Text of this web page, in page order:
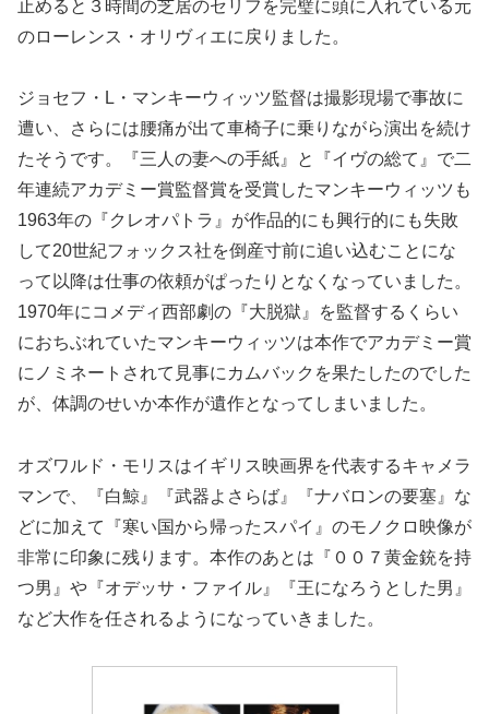
止めると３時間の芝居のセリフを完璧に頭に入れている元
のローレンス・オリヴィエに戻りました。
ジョセフ・L・マンキーウィッツ監督は撮影現場で事故に
遭い、さらには腰痛が出て車椅子に乗りながら演出を続け
たそうです。『三人の妻への手紙』と『イヴの総て』で二
年連続アカデミー賞監督賞を受賞したマンキーウィッツも
1963年の『クレオパトラ』が作品的にも興行的にも失敗
して20世紀フォックス社を倒産寸前に追い込むことにな
って以降は仕事の依頼がぱったりとなくなっていました。
1970年にコメディ西部劇の『大脱獄』を監督するくらい
におちぶれていたマンキーウィッツは本作でアカデミー賞
にノミネートされて見事にカムバックを果たしたのでした
が、体調のせいか本作が遺作となってしまいました。
オズワルド・モリスはイギリス映画界を代表するキャメラ
マンで、『白鯨』『武器よさらば』『ナバロンの要塞』な
どに加えて『寒い国から帰ったスパイ』のモノクロ映像が
非常に印象に残ります。本作のあとは『００７黄金銃を持
つ男』や『オデッサ・ファイル』『王になろうとした男』
など大作を任されるようになっていきました。